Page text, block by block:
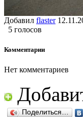
Добавил flaster
5 голосов
Комментарии
Нет комментариев
Поделиться…